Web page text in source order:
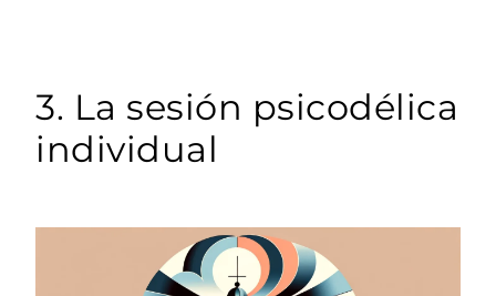
3. La sesión psicodélica
individual